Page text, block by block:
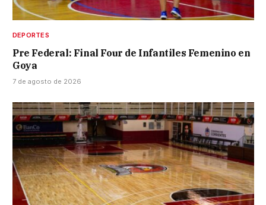
DEPORTES
Pre Federal: Final Four de Infantiles Femenino en
Goya
7 de agosto de 2026